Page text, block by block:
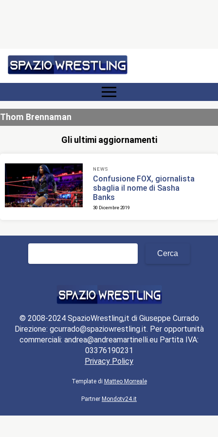
Thom Brennaman
Gli ultimi aggiornamenti
NEWS
Confusione FOX, giornalista
sbaglia il nome di Sasha
Banks
30 Dicembre 2019
Ricerca
© 2008-2024 SpazioWrestling,it di Giuseppe Currado
Direzione: gcurrado@spaziowrestling.it. Per opportunità
commerciali: andrea@andreamartinelli.eu Partita IVA:
03376190231
Privacy Policy
Template di Matteo Morreale
Partner Mondotv24.it